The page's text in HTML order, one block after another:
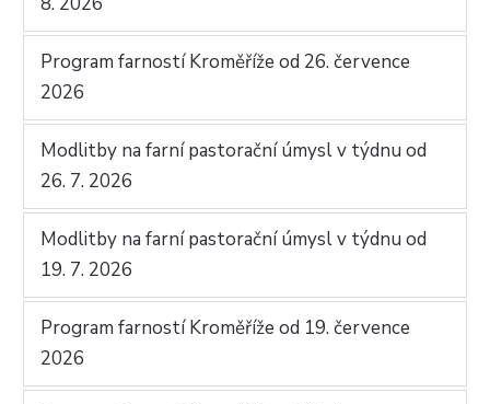
Program farností Kroměříže od 26. července
2026
Modlitby na farní pastorační úmysl v týdnu od
26. 7. 2026
Modlitby na farní pastorační úmysl v týdnu od
19. 7. 2026
Program farností Kroměříže od 19. července
2026